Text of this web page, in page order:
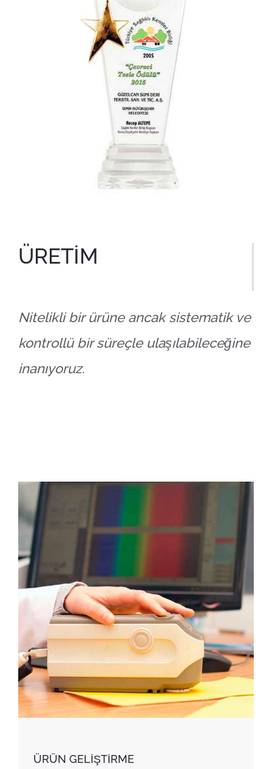
ÜRETİM
Nitelikli bir ürüne ancak sistematik ve
kontrollü bir süreçle ulaşılabileceğine
inanıyoruz.
ÜRÜN GELİŞTİRME